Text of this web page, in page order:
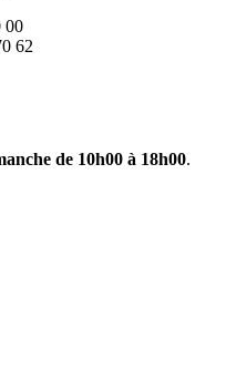
00
62
de 10h00 à 18h00.